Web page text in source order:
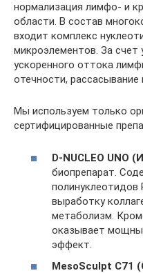
нормализация лимфо- и
области. В состав
входит комплекс
микроэлементов. За счет
ускоренного оттока
отечности, рассасывание
Мы используем только
сертифицированные
D-NUCLEO UNO
биопрепарат.
выработку
метаболизм.
оказывает
эффект.
MesoSculpt C71